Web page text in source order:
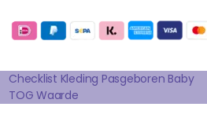
B
O
O
K
A
R
A
M
E
R
E
S
T
E
D
I
N
Checklist Kleding Pasgeboren Baby
TOG Waarde